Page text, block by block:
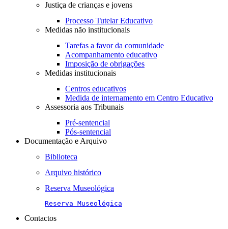
Justiça de crianças e jovens
Processo Tutelar Educativo
Medidas não institucionais
Tarefas a favor da comunidade
Acompanhamento educativo
Imposição de obrigações
Medidas institucionais
Centros educativos
Medida de internamento em Centro Educativo
Assessoria aos Tribunais
Pré-sentencial
Pós-sentencial
Documentação e Arquivo
Biblioteca
Arquivo histórico
Reserva Museológica
Reserva Museológica
Contactos